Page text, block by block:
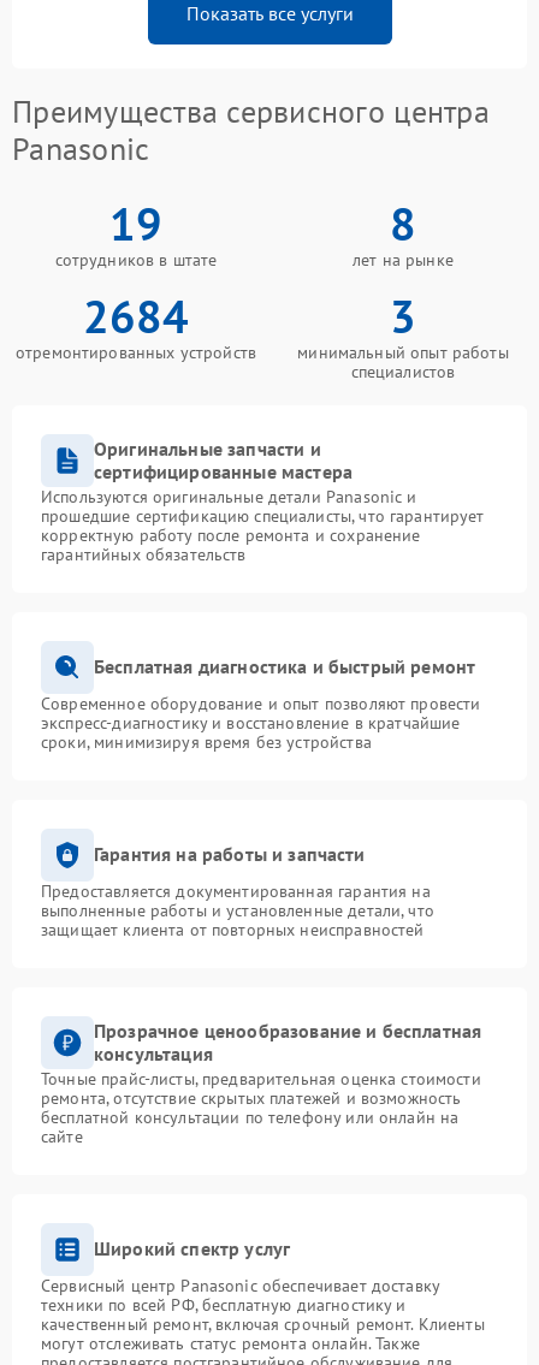
Показать все услуги
Преимущества сервисного центра
Panasonic
19
сотрудников в штате
8
лет на рынке
2684
отремонтированных устройств
3
минимальный опыт работы
специалистов
Оригинальные запчасти и
сертифицированные мастера
Используются оригинальные детали Panasonic и
прошедшие сертификацию специалисты, что гарантирует
корректную работу после ремонта и сохранение
гарантийных обязательств
Бесплатная диагностика и быстрый ремонт
Современное оборудование и опыт позволяют провести
экспресс-диагностику и восстановление в кратчайшие
сроки, минимизируя время без устройства
Гарантия на работы и запчасти
Предоставляется документированная гарантия на
выполненные работы и установленные детали, что
защищает клиента от повторных неисправностей
Прозрачное ценообразование и бесплатная
консультация
Точные прайс-листы, предварительная оценка стоимости
ремонта, отсутствие скрытых платежей и возможность
бесплатной консультации по телефону или онлайн на
сайте
Широкий спектр услуг
Сервисный центр Panasonic обеспечивает доставку
техники по всей РФ, бесплатную диагностику и
качественный ремонт, включая срочный ремонт. Клиенты
могут отслеживать статус ремонта онлайн. Также